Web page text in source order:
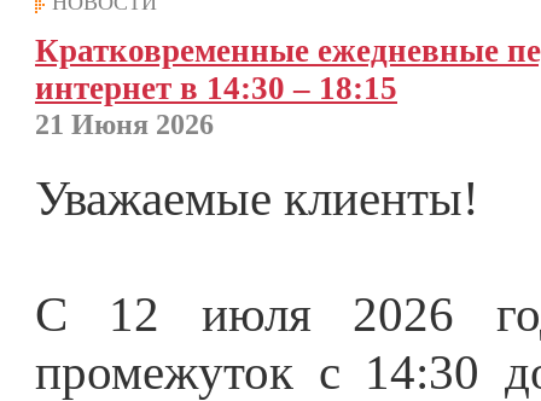
Кратковременные ежедневные
интернет в 14:30 – 18:15
21 Июня 2026
Уважаемые клиенты!
С 12 июля 2026
промежуток с 14:30